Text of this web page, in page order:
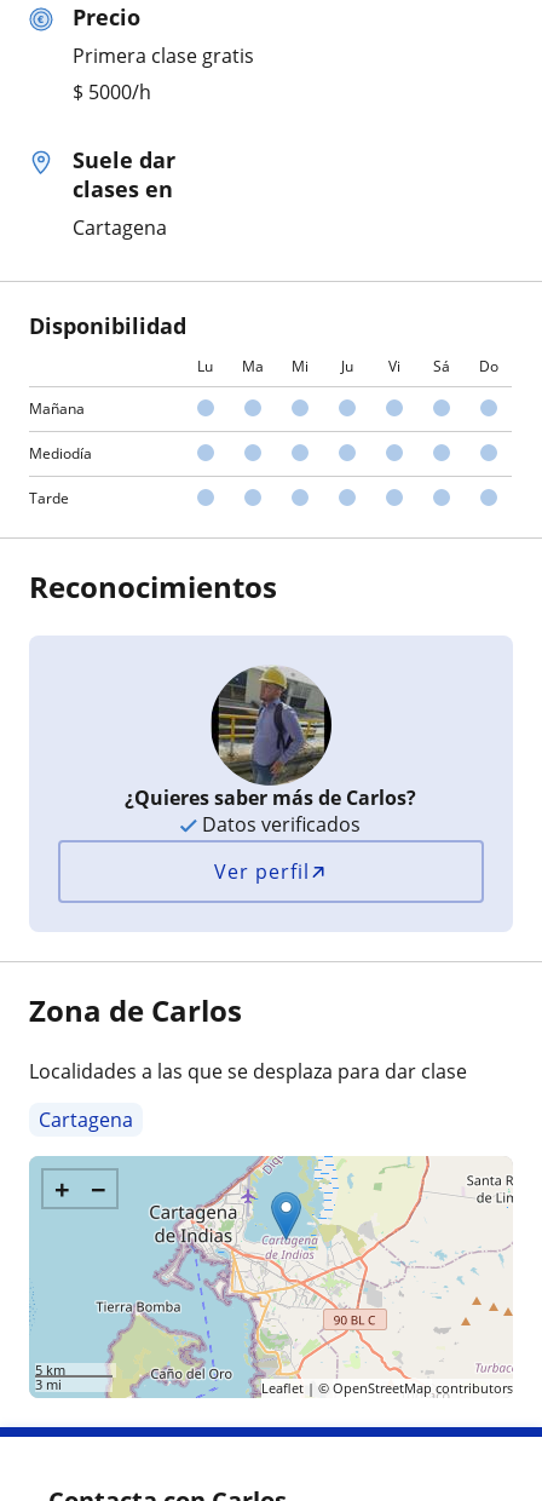
Precio
Primera clase gratis
$ 5000/h
Suele dar
clases en
Cartagena
Disponibilidad
Lu Ma Mi Ju Vi Sá Do
Mañana
Mediodía
Tarde
Reconocimientos
¿Quieres saber más de Carlos?
Datos verificados
Ver perfil
Zona de Carlos
Localidades a las que se desplaza para dar clase
Cartagena
+ −
5 km
3 mi
Leaflet| © OpenStreetMap contributors